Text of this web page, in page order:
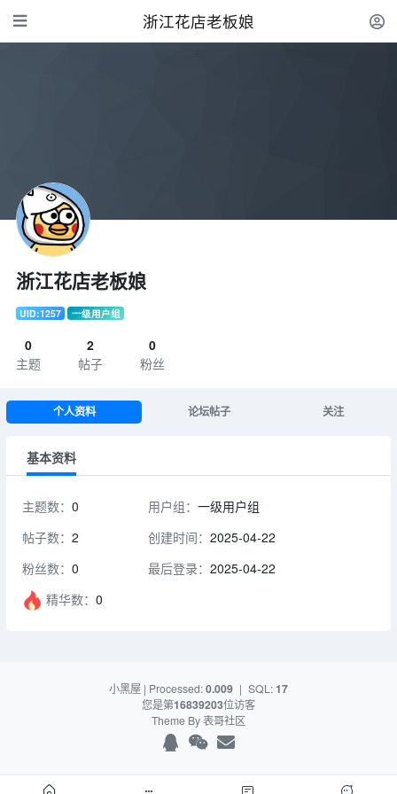
浙江花店老板娘
浙江花店老板娘
UID:1257 一级用户组
0
主题
2
帖子
0
粉丝
个人资料 论坛帖子 关注
基本资料
主题数： 0
帖子数： 2
粉丝数： 0
精华数： 0
用户组：一级用户组
创建时间：2025-04-22
最后登录：2025-04-22
小黑屋 | Processed:0.009 | SQL:17
您是第16839203位访客
Theme By表哥社区